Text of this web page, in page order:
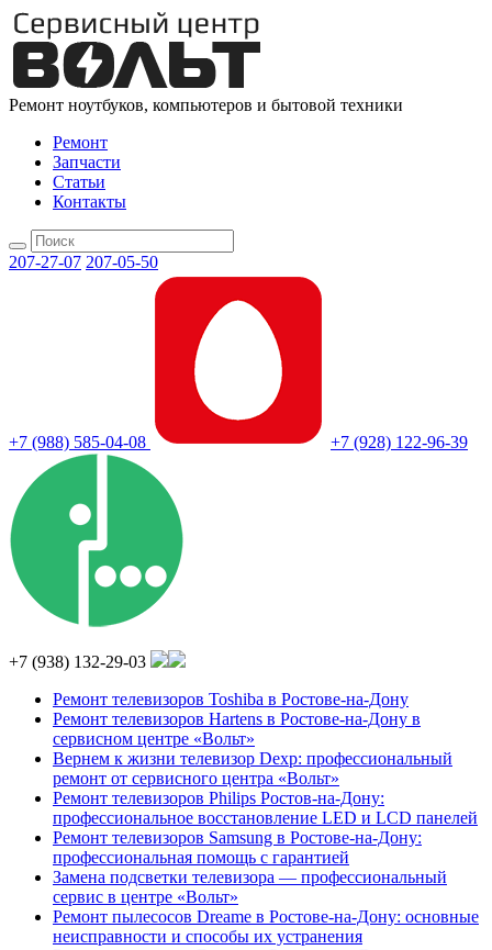
Ремонт ноутбуков, компьютеров и бытовой техники
Ремонт
Запчасти
Статьи
Контакты
207-27-07 207-05-50
+7 (988) 585-04-08 +7 (928) 122-96-39
+7 (938) 132-29-03
Ремонт телевизоров Toshiba в Ростове-на-Дону
Ремонт телевизоров Hartens в Ростове-на-Дону в
сервисном центре «Вольт»
Вернем к жизни телевизор Dexp: профессиональный
ремонт от сервисного центра «Вольт»
Ремонт телевизоров Philips Ростов-на-Дону:
профессиональное восстановление LED и LCD панелей
Ремонт телевизоров Samsung в Ростове-на-Дону:
профессиональная помощь с гарантией
Замена подсветки телевизора — профессиональный
сервис в центре «Вольт»
Ремонт пылесосов Dreame в Ростове-на-Дону: основные
неисправности и способы их устранения